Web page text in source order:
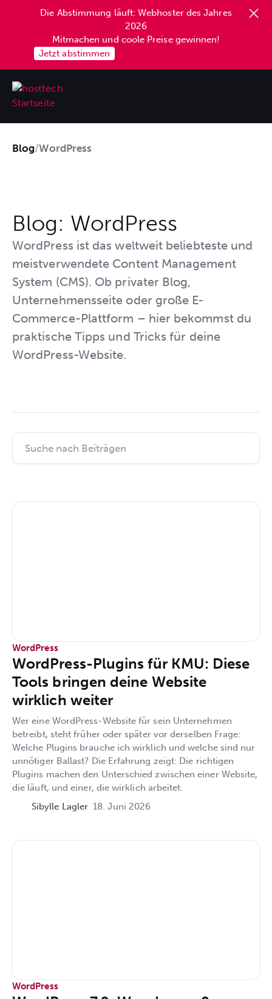
Die Abstimmung läuft: Webhoster des Jahres
2026
Mitmachen und coole Preise gewinnen!
Jetzt abstimmen
Blog/WordPress
Blog: WordPress
WordPress ist das weltweit beliebteste und
meistverwendete Content Management
System (CMS). Ob privater Blog,
Unternehmensseite oder große E-
Commerce-Plattform – hier bekommst du
praktische Tipps und Tricks für deine
WordPress-Website.
WordPress
WordPress-Plugins für KMU: Diese
Tools bringen deine Website
wirklich weiter
Wer eine WordPress-Website für sein Unternehmen
betreibt, steht früher oder später vor derselben Frage:
Welche Plugins brauche ich wirklich und welche sind nur
unnötiger Ballast? Die Erfahrung zeigt: Die richtigen
Plugins machen den Unterschied zwischen einer Website,
die läuft, und einer, die wirklich arbeitet.
Sibylle Lagler 18. Juni 2026
WordPress